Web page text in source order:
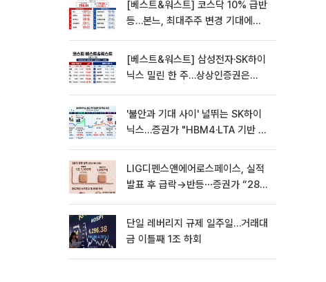
[베스트&워스트] 코스닥 10% 급반
등…본느, 최대주주 변경 기대에
[베스트&워스트] 삼성전자·SK하이
닉스 밀린 한 주…상상인증권은
'불안과 기대 사이' 널뛰는 SK하이
닉스…증권가 "HBM4·LTA 기반 펀
LIG디펜스앤에어로스페이스, 실적
발표 후 급락→반등⋯증권가 “28년
단일 레버리지 규제 일주일…거래대
금 이틀째 1조 하회